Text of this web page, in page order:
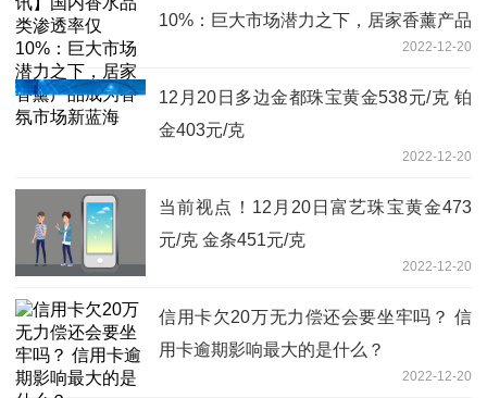
10%：巨大市场潜力之下，居家香薰产品
2022-12-20
12月20日多边金都珠宝黄金538元/克 铂
金403元/克
2022-12-20
当前视点！12月20日富艺珠宝黄金473
元/克 金条451元/克
2022-12-20
信用卡欠20万无力偿还会要坐牢吗？ 信
用卡逾期影响最大的是什么？
2022-12-20